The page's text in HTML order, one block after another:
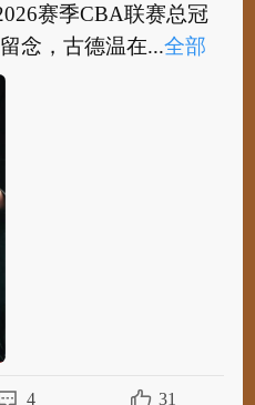
赛季CBA联赛总冠
念，古德温在...全部
冠军#
赛季CBA联赛总冠
念，古德温在夺...
4 31